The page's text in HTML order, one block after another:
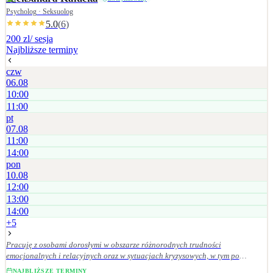
Psycholog · Seksuolog
5.0(6)
200 zl/ sesja
Najbliższe terminy
czw
06.08
10:00
11:00
pt
07.08
11:00
14:00
pon
10.08
12:00
13:00
14:00
+5
Pracuję z osobami dorosłymi w obszarze różnorodnych trudności
emocjonalnych i relacyjnych oraz w sytuacjach kryzysowych, w tym po
doświadczeniach przemocy. Wspieram w procesie odzyskiwania równowagi
NAJBLIŻSZE TERMINY